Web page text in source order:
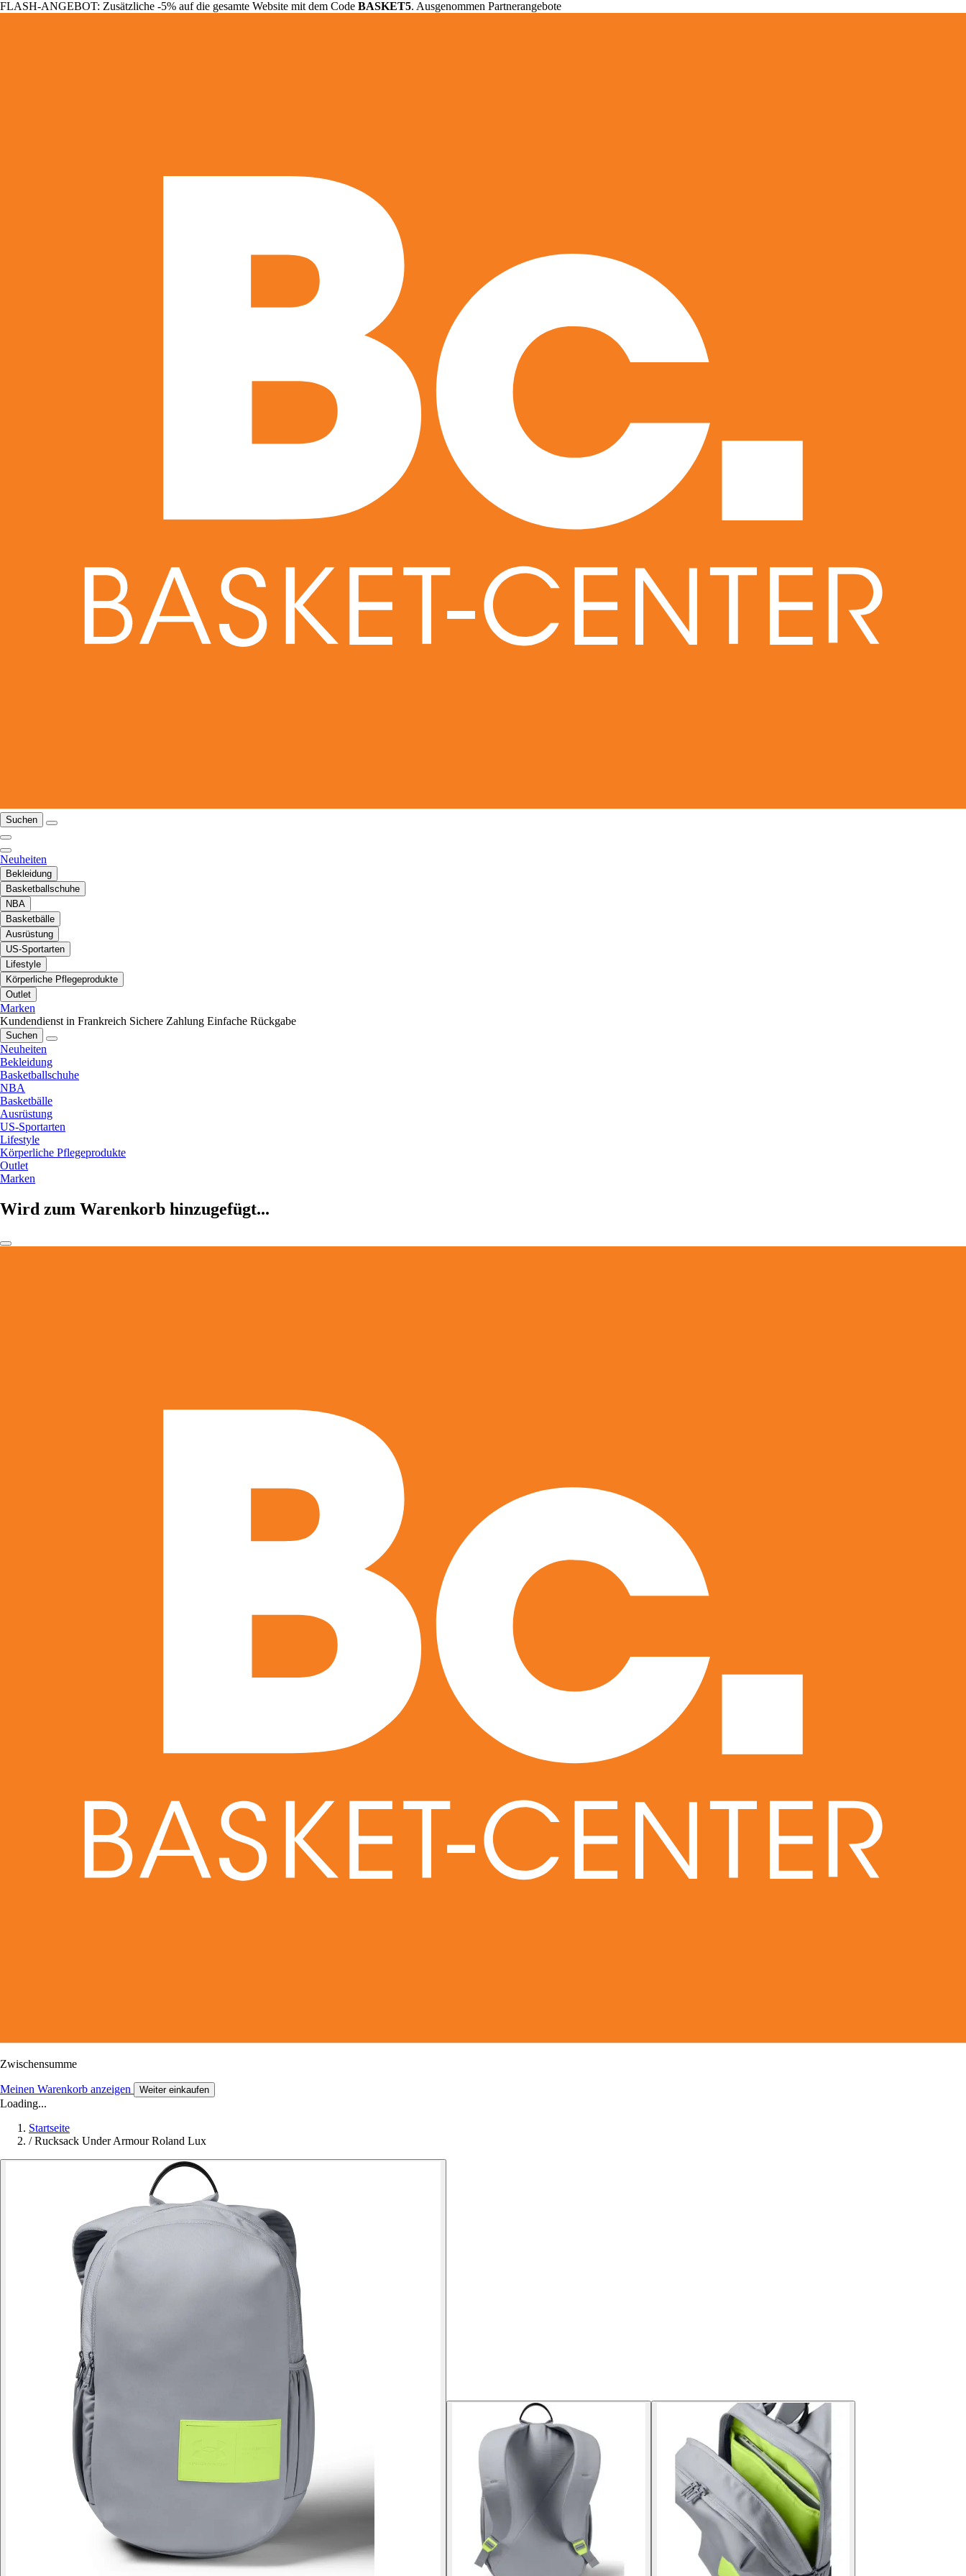
FLASH-ANGEBOT: Zusätzliche -5% auf die gesamte Website mit dem Code BASKET5. Ausgenommen Partnerangebote
Suchen
Neuheiten
Bekleidung
Basketballschuhe
NBA
Basketbälle
Ausrüstung
US-Sportarten
Lifestyle
Körperliche Pflegeprodukte
Outlet
Marken
Kundendienst in Frankreich Sichere Zahlung Einfache Rückgabe
Suchen
Neuheiten
Bekleidung
Basketballschuhe
NBA
Basketbälle
Ausrüstung
US-Sportarten
Lifestyle
Körperliche Pflegeprodukte
Outlet
Marken
Wird zum Warenkorb hinzugefügt...
Zwischensumme
Meinen Warenkorb anzeigen Weiter einkaufen
Loading...
Startseite
/ Rucksack Under Armour Roland Lux